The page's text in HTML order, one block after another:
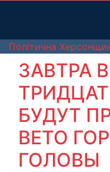
Політична
ЗАВТРА
БУДУТ
ВЕТО
ГОЛОВЫ